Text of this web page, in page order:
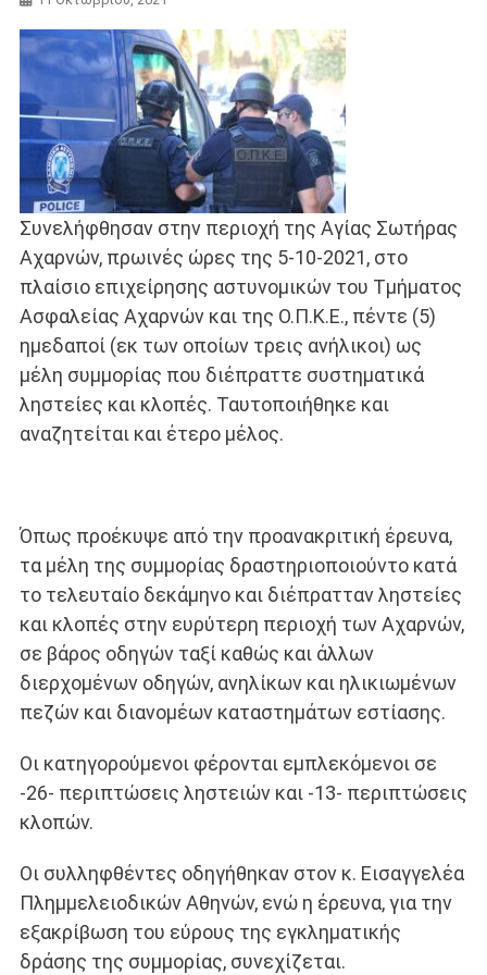
Συνελήφθησαν στην περιοχή της Αγίας Σωτήρας
Αχαρνών, πρωινές ώρες της 5-10-2021, στο
πλαίσιο επιχείρησης αστυνομικών του Τμήματος
Ασφαλείας Αχαρνών και της Ο.Π.Κ.Ε., πέντε (5)
ημεδαποί (εκ των οποίων τρεις ανήλικοι) ως
μέλη συμμορίας που διέπραττε συστηματικά
ληστείες και κλοπές. Ταυτοποιήθηκε και
αναζητείται και έτερο μέλος.
Όπως προέκυψε από την προανακριτική έρευνα,
τα μέλη της συμμορίας δραστηριοποιούντο κατά
το τελευταίο δεκάμηνο και διέπρατταν ληστείες
και κλοπές στην ευρύτερη περιοχή των Αχαρνών,
σε βάρος οδηγών ταξί καθώς και άλλων
διερχομένων οδηγών, ανηλίκων και ηλικιωμένων
πεζών και διανομέων καταστημάτων εστίασης.
Οι κατηγορούμενοι φέρονται εμπλεκόμενοι σε
-26- περιπτώσεις ληστειών και -13- περιπτώσεις
κλοπών.
Οι συλληφθέντες οδηγήθηκαν στον κ. Εισαγγελέα
Πλημμελειοδικών Αθηνών, ενώ η έρευνα, για την
εξακρίβωση του εύρους της εγκληματικής
δράσης της συμμορίας, συνεχίζεται.